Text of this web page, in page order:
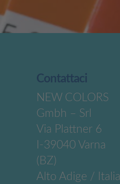
Contattaci
NEW COLORS
Gmbh – Srl
Via Plattner 6
I-39040 Varna
(BZ)
Alto Adige / Italia